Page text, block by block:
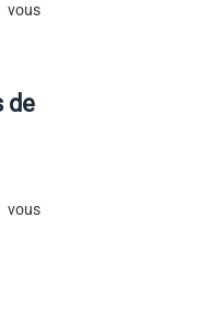
vous
de
vous